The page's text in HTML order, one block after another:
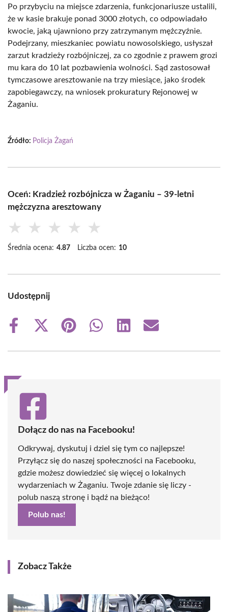
Po przybyciu na miejsce zdarzenia, funkcjonariusze ustalili,
że w kasie brakuje ponad 3000 złotych, co odpowiadało
kwocie, jaką ujawniono przy zatrzymanym mężczyźnie.
Podejrzany, mieszkaniec powiatu nowosolskiego, usłyszał
zarzut kradzieży rozbójniczej, za co zgodnie z prawem grozi
mu kara do 10 lat pozbawienia wolności. Sąd zastosował
tymczasowe aresztowanie na trzy miesiące, jako środek
zapobiegawczy, na wniosek prokuratury Rejonowej w
Żaganiu.
Źródło: Policja Żagań
Oceń: Kradzież rozbójnicza w Żaganiu – 39-letni
mężczyzna aresztowany
★ ★ ★ ★ ★
Średnia ocena: 4.87 Liczba ocen: 10
Udostępnij
Share
Share
(Twitter)
Share
Share
Share
Share
Dołącz do nas na Facebooku!
Odkrywaj, dyskutuj i dziel się tym co najlepsze!
Przyłącz się do naszej społeczności na Facebooku,
gdzie możesz dowiedzieć się więcej o lokalnych
wydarzeniach w Żaganiu. Twoje zdanie się liczy -
polub naszą stronę i bądź na bieżąco!
Polub nas!
Zobacz Także